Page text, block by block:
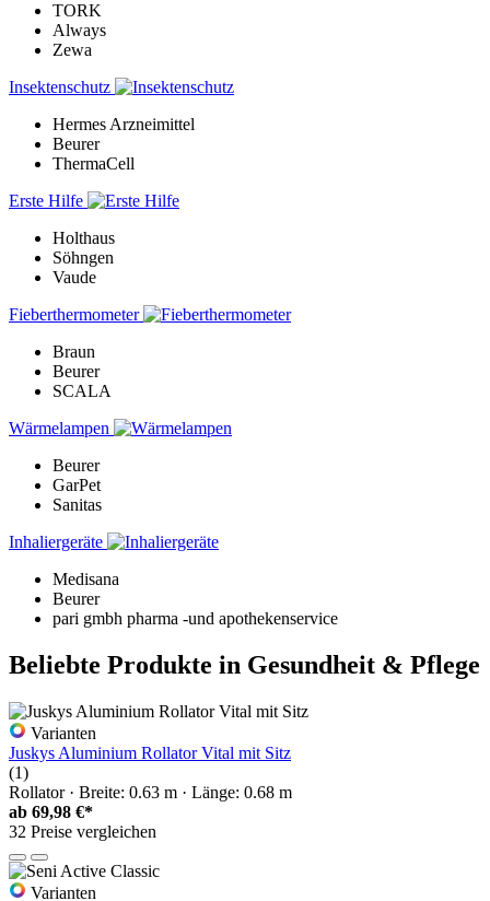
TORK
Always
Zewa
Insektenschutz
Hermes Arzneimittel
Beurer
ThermaCell
Erste Hilfe
Holthaus
Söhngen
Vaude
Fieberthermometer
Braun
Beurer
SCALA
Wärmelampen
Beurer
GarPet
Sanitas
Inhaliergeräte
Medisana
Beurer
pari gmbh pharma -und apothekenservice
Beliebte Produkte in Gesundheit & Pflege
Varianten
Juskys Aluminium Rollator Vital mit Sitz
(1)
Rollator · Breite: 0.63 m · Länge: 0.68 m
ab 69,98 €*
32 Preise vergleichen
Varianten